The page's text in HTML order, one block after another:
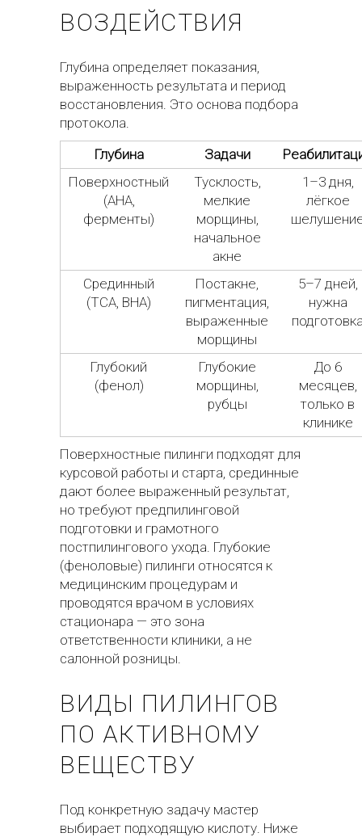
ВОЗДЕЙСТВИЯ
Глубина определяет показания,
выраженность результата и период
восстановления. Это основа подбора
протокола.
Глубина
Задачи
Поверхностный
(AHA,
ферменты)
Тусклость,
мелкие
морщины,
начальное
акне
1–3 дня,
лёгкое
Срединный
(TCA, BHA)
Постакне,
пигментация,
выраженные
морщины
5–7 дней,
нужна
Глубокий
(фенол)
Глубокие
морщины,
рубцы
До 6
месяцев,
только в
клинике
Поверхностные пилинги подходят для
курсовой работы и старта, срединные
дают более выраженный результат,
но требуют предпилинговой
подготовки и грамотного
постпилингового ухода. Глубокие
(феноловые) пилинги относятся к
медицинским процедурам и
проводятся врачом в условиях
стационара — это зона
ответственности клиники, а не
салонной розницы.
ВИДЫ ПИЛИНГОВ
ПО АКТИВНОМУ
ВЕЩЕСТВУ
Под конкретную задачу мастер
выбирает подходящую кислоту. Ниже